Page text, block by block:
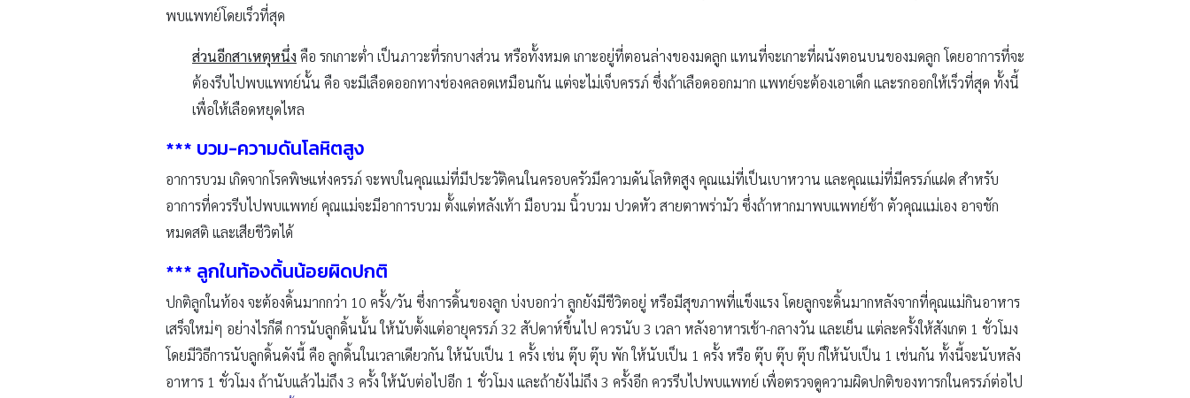
พบแพทย์โดยเร็วที่สุด
ส่วนอีกสาเหตุหนึ่ง คือ รกเกาะต่ำ เป็นภาวะที่รกบางส่วน หรือทั้งหมด เกาะอยู่ที่ตอนล่างของมดลูก แทนที่จะเกาะที่ผนังตอนบนของมดลูก โดยอาการที่จะ
ต้องรีบไปพบแพทย์นั้น คือ จะมีเลือดออกทางช่องคลอดเหมือนกัน แต่จะไม่เจ็บครรภ์ ซึ่งถ้าเลือดออกมาก แพทย์จะต้องเอาเด็ก และรกออกให้เร็วที่สุด ทั้งนี้
เพื่อให้เลือดหยุดไหล
*** บวม-ความดันโลหิตสูง
อาการบวม เกิดจากโรคพิษแห่งครรภ์ จะพบในคุณแม่ที่มีประวัติคนในครอบครัวมีความดันโลหิตสูง คุณแม่ที่เป็นเบาหวาน และคุณแม่ที่มีครรภ์แฝด สำหรับ
อาการที่ควรรีบไปพบแพทย์ คุณแม่จะมีอาการบวม ตั้งแต่หลังเท้า มือบวม นิ้วบวม ปวดหัว สายตาพร่ามัว ซึ่งถ้าหากมาพบแพทย์ช้า ตัวคุณแม่เอง อาจชัก
หมดสติ และเสียชีวิตได้
*** ลูกในท้องดิ้นน้อยผิดปกติ
ปกติลูกในท้อง จะต้องดิ้นมากกว่า 10 ครั้ง/วัน ซึ่งการดิ้นของลูก บ่งบอกว่า ลูกยังมีชีวิตอยู่ หรือมีสุขภาพที่แข็งแรง โดยลูกจะดิ้นมากหลังจากที่คุณแม่กินอาหาร
เสร็จใหม่ๆ อย่างไรก็ดี การนับลูกดิ้นนั้น ให้นับตั้งแต่อายุครรภ์ 32 สัปดาห์ขึ้นไป ควรนับ 3 เวลา หลังอาหารเช้า-กลางวัน และเย็น แต่ละครั้งให้สังเกต 1 ชั่วโมง
โดยมีวิธีการนับลูกดิ้นดังนี้ คือ ลูกดิ้นในเวลาเดียวกัน ให้นับเป็น 1 ครั้ง เช่น ตุ๊บ ตุ๊บ พัก ให้นับเป็น 1 ครั้ง หรือ ตุ๊บ ตุ๊บ ตุ๊บ ก็ให้นับเป็น 1 เช่นกัน ทั้งนี้จะนับหลัง
อาหาร 1 ชั่วโมง ถ้านับแล้วไม่ถึง 3 ครั้ง ให้นับต่อไปอีก 1 ชั่วโมง และถ้ายังไม่ถึง 3 ครั้งอีก ควรรีบไปพบแพทย์ เพื่อตรวจดูความผิดปกติของทารกในครรภ์ต่อไป